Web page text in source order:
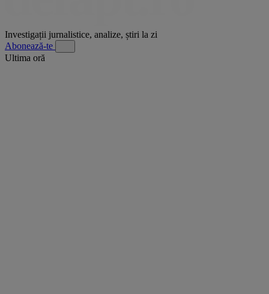
Investigații jurnalistice, analize, știri la zi
Abonează-te
Ultima oră